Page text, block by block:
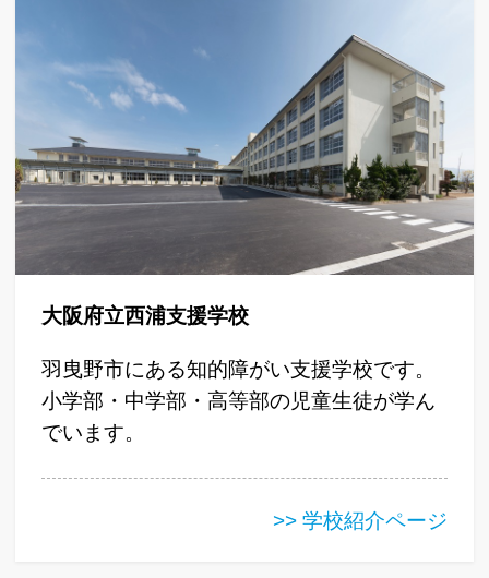
大阪府立西浦支援学校
羽曳野市にある知的障がい支援学校です。
小学部・中学部・高等部の児童生徒が学ん
でいます。
>> 学校紹介ページ